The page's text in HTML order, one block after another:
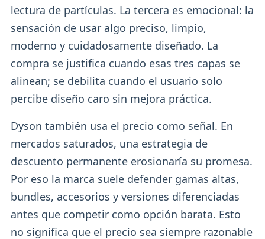
lectura de partículas. La tercera es emocional: la
sensación de usar algo preciso, limpio,
moderno y cuidadosamente diseñado. La
compra se justifica cuando esas tres capas se
alinean; se debilita cuando el usuario solo
percibe diseño caro sin mejora práctica.
Dyson también usa el precio como señal. En
mercados saturados, una estrategia de
descuento permanente erosionaría su promesa.
Por eso la marca suele defender gamas altas,
bundles, accesorios y versiones diferenciadas
antes que competir como opción barata. Esto
no significa que el precio sea siempre razonable